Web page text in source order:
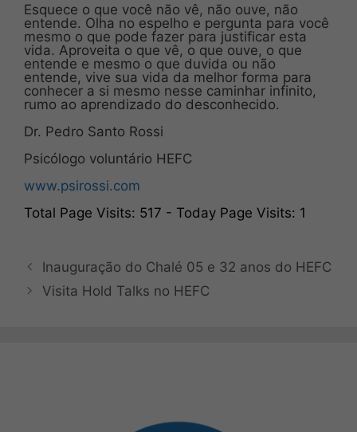
Esquece o que você não vê, não ouve, não
entende. Olha no espelho e pergunta para você
mesmo o que pode fazer para justificar esta
vida. Aproveita o que vê, o que ouve, o que
entende e mesmo o que duvida ou não
entende, vive sua vida da melhor forma para
conhecer a si mesmo nesse caminhar infinito,
rumo ao aprendizado do desconhecido.
Dr. Pedro Santo Rossi
Psicólogo voluntário HEFC
www.psirossi.com
Total Page Visits: 517 - Today Page Visits: 1
Inauguração do Chalé 05 e 32 anos do HEFC
Visita Hold Talks no HEFC